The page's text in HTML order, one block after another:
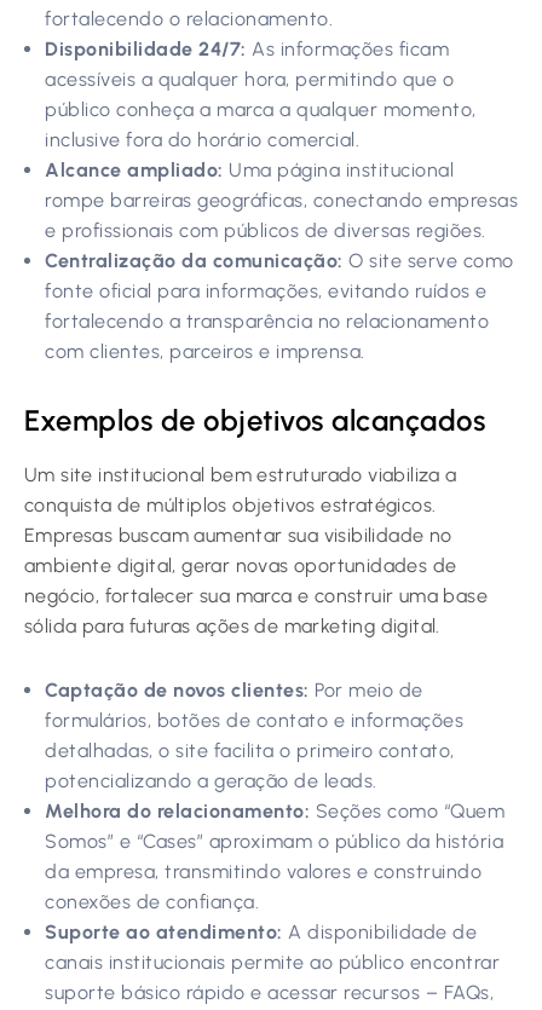
fortalecendo o relacionamento.
Disponibilidade 24/7: As informações ficam
acessíveis a qualquer hora, permitindo que o
público conheça a marca a qualquer momento,
inclusive fora do horário comercial.
Alcance ampliado: Uma página institucional
rompe barreiras geográficas, conectando empresas
e profissionais com públicos de diversas regiões.
Centralização da comunicação: O site serve como
fonte oficial para informações, evitando ruídos e
fortalecendo a transparência no relacionamento
com clientes, parceiros e imprensa.
Exemplos de objetivos alcançados
Um site institucional bem estruturado viabiliza a
conquista de múltiplos objetivos estratégicos.
Empresas buscam aumentar sua visibilidade no
ambiente digital, gerar novas oportunidades de
negócio, fortalecer sua marca e construir uma base
sólida para futuras ações de marketing digital.
Captação de novos clientes: Por meio de
formulários, botões de contato e informações
detalhadas, o site facilita o primeiro contato,
potencializando a geração de leads.
Melhora do relacionamento: Seções como “Quem
Somos” e “Cases” aproximam o público da história
da empresa, transmitindo valores e construindo
conexões de confiança.
Suporte ao atendimento: A disponibilidade de
canais institucionais permite ao público encontrar
suporte básico rápido e acessar recursos – FAQs,